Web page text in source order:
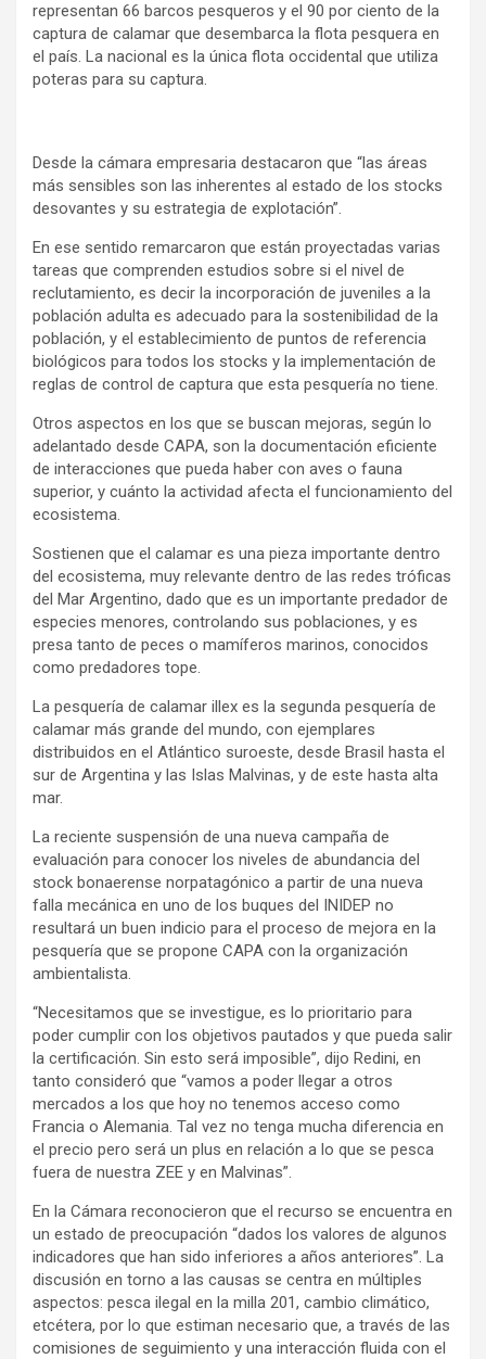
representan 66 barcos pesqueros y el 90 por ciento de la
captura de calamar que desembarca la flota pesquera en
el país. La nacional es la única flota occidental que utiliza
poteras para su captura.
Desde la cámara empresaria destacaron que “las áreas
más sensibles son las inherentes al estado de los stocks
desovantes y su estrategia de explotación”.
En ese sentido remarcaron que están proyectadas varias
tareas que comprenden estudios sobre si el nivel de
reclutamiento, es decir la incorporación de juveniles a la
población adulta es adecuado para la sostenibilidad de la
población, y el establecimiento de puntos de referencia
biológicos para todos los stocks y la implementación de
reglas de control de captura que esta pesquería no tiene.
Otros aspectos en los que se buscan mejoras, según lo
adelantado desde CAPA, son la documentación eficiente
de interacciones que pueda haber con aves o fauna
superior, y cuánto la actividad afecta el funcionamiento del
ecosistema.
Sostienen que el calamar es una pieza importante dentro
del ecosistema, muy relevante dentro de las redes tróficas
del Mar Argentino, dado que es un importante predador de
especies menores, controlando sus poblaciones, y es
presa tanto de peces o mamíferos marinos, conocidos
como predadores tope.
La pesquería de calamar illex es la segunda pesquería de
calamar más grande del mundo, con ejemplares
distribuidos en el Atlántico suroeste, desde Brasil hasta el
sur de Argentina y las Islas Malvinas, y de este hasta alta
mar.
La reciente suspensión de una nueva campaña de
evaluación para conocer los niveles de abundancia del
stock bonaerense norpatagónico a partir de una nueva
falla mecánica en uno de los buques del INIDEP no
resultará un buen indicio para el proceso de mejora en la
pesquería que se propone CAPA con la organización
ambientalista.
“Necesitamos que se investigue, es lo prioritario para
poder cumplir con los objetivos pautados y que pueda salir
la certificación. Sin esto será imposible”, dijo Redini, en
tanto consideró que “vamos a poder llegar a otros
mercados a los que hoy no tenemos acceso como
Francia o Alemania. Tal vez no tenga mucha diferencia en
el precio pero será un plus en relación a lo que se pesca
fuera de nuestra ZEE y en Malvinas”.
En la Cámara reconocieron que el recurso se encuentra en
un estado de preocupación “dados los valores de algunos
indicadores que han sido inferiores a años anteriores”. La
discusión en torno a las causas se centra en múltiples
aspectos: pesca ilegal en la milla 201, cambio climático,
etcétera, por lo que estiman necesario que, a través de las
comisiones de seguimiento y una interacción fluida con el